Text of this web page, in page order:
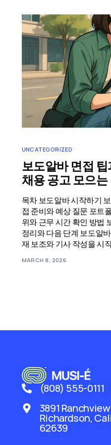
UNCATEGORIZED
보도알바 면접
채용 공고 모으
목차 보도알바 시작하기
접 준비와 예상 질문 포트
위와 근무 시간 확인 방법
정리와 다음 단계 보도알
재 보조와 기사 작성을 시
MARCH 8, 2026
(808) 555-0111
3891 Ranchview
Richardson,
62639